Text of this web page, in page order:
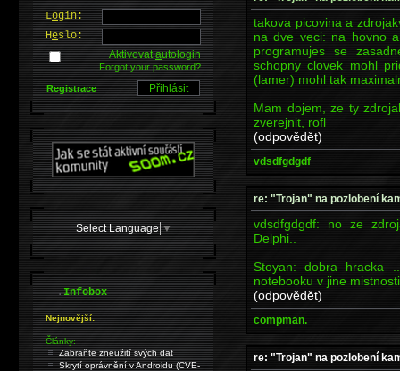
takova picovina a
na dve veci: na hovno
programujes se
schopny clovek mohl
(lamer) mohl tak
Mam dojem, ze ty
zverejnit, rofl
(odpovědět)
vdsdfgdgdf
re: "Trojan" na pozlobení
vdsdfgdgdf: no ze
Delphi..
Stoyan: dobra hracka
notebooku v jine
(odpovědět)
compman.
re: "Trojan" na pozlobení
Login:
Heslo:
Aktivovatautologin
Forgot your password?
Registrace
Select Language ▼
.Infobox
Nejnovější:
Články:
Zabraňte zneužití svých dat
Skrytí oprávnění v Androidu (CVE-